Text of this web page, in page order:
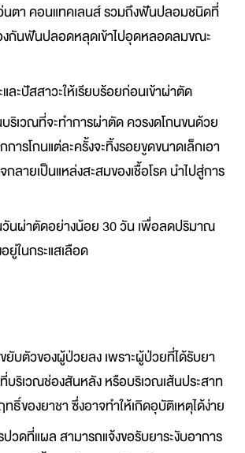
นตา คอนแทคเลนส์ รวมถึงฟันปลอมชนิดที่
กันฟันปลอดหลุดเข้าไปอุดหลอดลมขณะ
ละปัสสาวะให้เรียบร้อยก่อนเข้าผ่าตัด
ริเวณที่จะทำการผ่าตัด ควรงดโกนขนด้วย
การโกนแต่ละครั้งจะทิ้งรอยขูดขนาดเล็กเอา
ลายเป็นแหล่งสะสมของเชื้อโรค นำไปสู่การ
นผ่าตัดอย่างน้อย 30 วัน เพื่อลดปริมาณ
ในกระแสเลือด
บตัวของผู้ป่วยลง เพราะผู้ป่วยที่ได้รับยา
บริเวณช่องสันหลัง หรือบริเวณเส้นประสาท
ธิ์ของยาชา ซึ่งอาจทำให้เกิดอุบัติเหตุได้ง่าย
ดที่แผล สามารถแจ้งขอรับยาระงับอาการ